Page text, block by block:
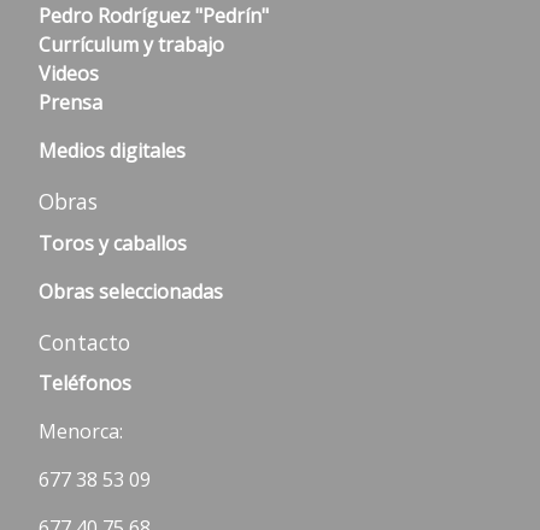
Pedro Rodríguez "Pedrín"
Currículum y trabajo
Videos
Prensa
Medios digitales
Obras
Toros y caballos
Obras seleccionadas
Contacto
Teléfonos
Menorca:
677 38 53 09